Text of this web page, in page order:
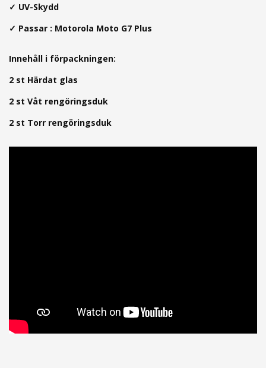
✓ UV-Skydd
✓ Passar : Motorola Moto G7 Plus
Innehåll i förpackningen:
2 st Härdat glas
2 st Våt rengöringsduk
2 st Torr rengöringsduk